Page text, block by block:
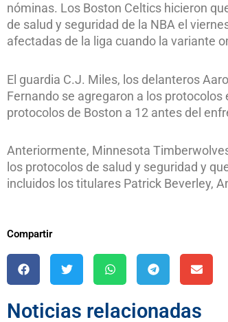
nóminas. Los Boston Celtics hicieron
de salud y seguridad de la NBA el
afectadas de la liga cuando la variante
El guardia C.J. Miles, los delanteros
Fernando se agregaron a los
protocolos de Boston a 12 antes del
Anteriormente, Minnesota
los protocolos de salud y seguridad y
incluidos los titulares Patrick Beverley,
Compartir
Noticias relacionadas